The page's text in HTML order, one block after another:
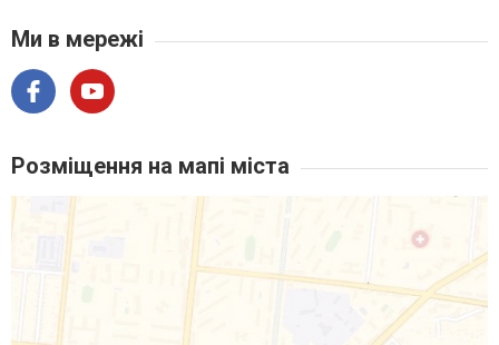
Ми в мережі
Розміщення на мапі міста